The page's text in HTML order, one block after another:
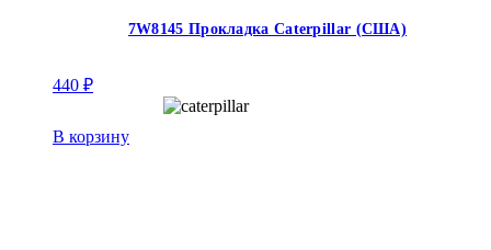
7W8145 Прокладка Caterpillar (США)
440 ₽
В корзину